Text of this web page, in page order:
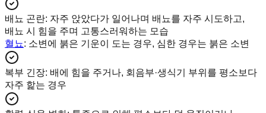
배뇨 곤란: 자주 앉았다가 일어나며 배뇨를 자주 시도하고,
배뇨 시 힘을 주며 고통스러워하는 모습
혈뇨: 소변에 붉은 기운이 도는 경우, 심한 경우는 붉은 소변
복부 긴장: 배에 힘을 주거나, 회음부·생식기 부위를 평소보다
자주 핥는 경우